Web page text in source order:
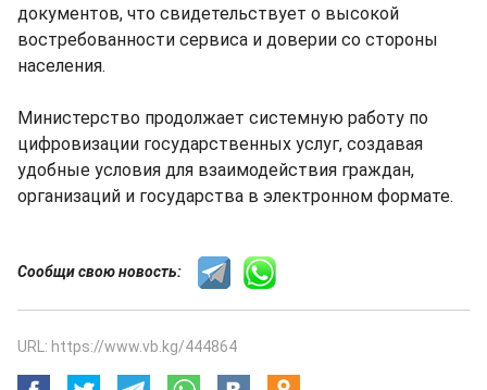
документов, что свидетельствует о высокой
востребованности сервиса и доверии со стороны
населения.
Министерство продолжает системную работу по
цифровизации государственных услуг, создавая
удобные условия для взаимодействия граждан,
организаций и государства в электронном формате.
Сообщи свою новость:
URL: https://www.vb.kg/444864